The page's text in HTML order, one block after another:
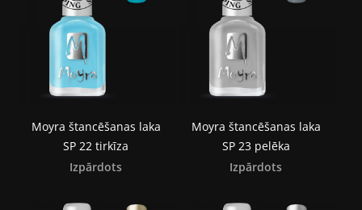
Moyra štancēšanas laka
SP 22 tirkīza
Izpārdots
Moyra štancēšanas laka
SP 23 pelēka
Izpārdots